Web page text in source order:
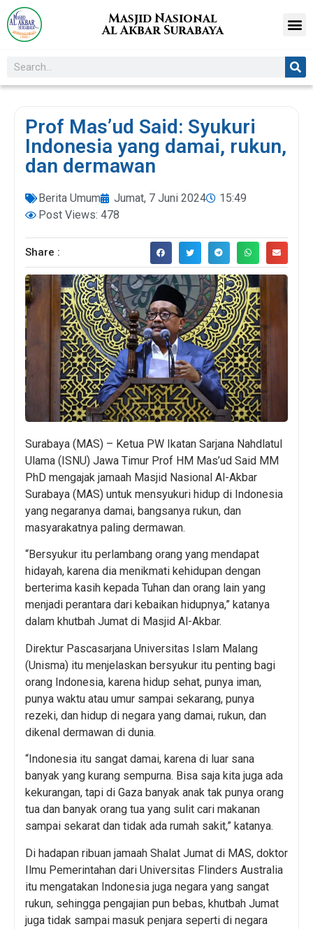
Masjid Nasional
Al Akbar Surabaya
Prof Mas’ud Said: Syukuri
Indonesia yang damai, rukun,
dan dermawan
Berita Umum Jumat, 7 Juni 2024
15:49
Post Views: 478
Share :
Surabaya (MAS) – Ketua PW Ikatan Sarjana Nahdlatul
Ulama (ISNU) Jawa Timur Prof HM Mas’ud Said MM
PhD mengajak jamaah Masjid Nasional Al-Akbar
Surabaya (MAS) untuk mensyukuri hidup di Indonesia
yang negaranya damai, bangsanya rukun, dan
masyarakatnya paling dermawan.
“Bersyukur itu perlambang orang yang mendapat
hidayah, karena dia menikmati kehidupan dengan
berterima kasih kepada Tuhan dan orang lain yang
menjadi perantara dari kebaikan hidupnya,” katanya
dalam khutbah Jumat di Masjid Al-Akbar.
Direktur Pascasarjana Universitas Islam Malang
(Unisma) itu menjelaskan bersyukur itu penting bagi
orang Indonesia, karena hidup sehat, punya iman,
punya waktu atau umur sampai sekarang, punya
rezeki, dan hidup di negara yang damai, rukun, dan
dikenal dermawan di dunia.
“Indonesia itu sangat damai, karena di luar sana
banyak yang kurang sempurna. Bisa saja kita juga ada
kekurangan, tapi di Gaza banyak anak tak punya orang
tua dan banyak orang tua yang sulit cari makanan
sampai sekarat dan tidak ada rumah sakit,” katanya.
Di hadapan ribuan jamaah Shalat Jumat di MAS, doktor
Ilmu Pemerintahan dari Universitas Flinders Australia
itu mengatakan Indonesia juga negara yang sangat
rukun, sehingga pengajian pun bebas, khutbah Jumat
juga tidak sampai masuk penjara seperti di negara